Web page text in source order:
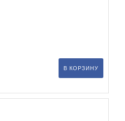
В КОРЗИНУ